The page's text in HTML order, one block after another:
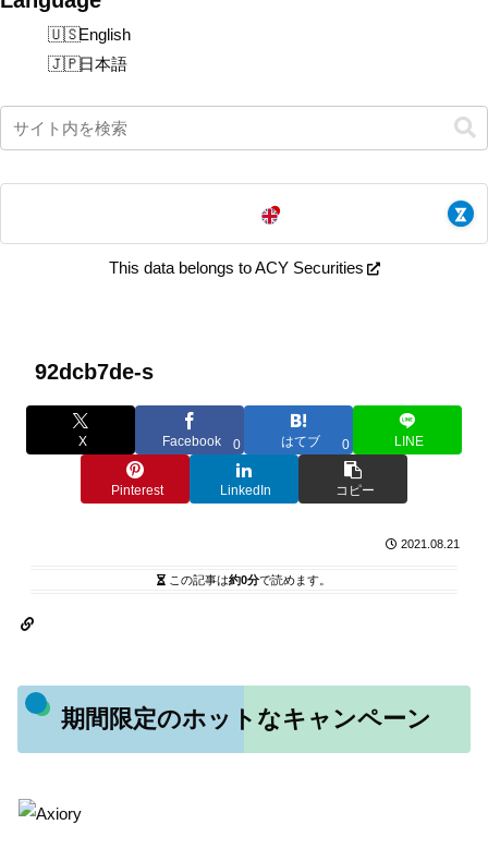
English
日本語
This data belongs to ACY Securities
92dcb7de-s
X Facebook 0 はてブ 0 LINE
Pinterest LinkedIn コピー
2021.08.21
この記事は約0分で読めます。
期間限定のホットなキャンペーン